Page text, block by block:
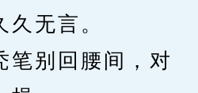
无言。
别回腰间，对